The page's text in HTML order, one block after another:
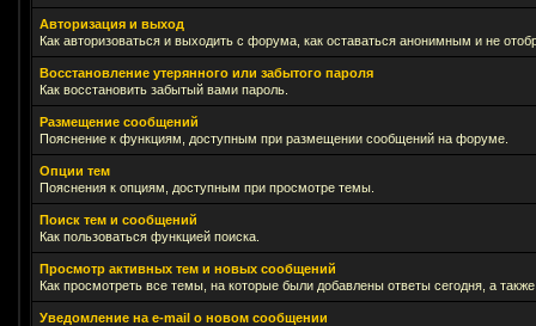
Авторизация и выход
Как авторизоваться и выходить с форума, как оставаться анонимным и не
Восстановление утерянного или забытого пароля
Как восстановить забытый вами пароль.
Размещение сообщений
Пояснение к функциям, доступным при размещении сообщений на форуме.
Опции тем
Пояснения к опциям, доступным при просмотре темы.
Поиск тем и сообщений
Как пользоваться функцией поиска.
Просмотр активных тем и новых сообщений
Как просмотреть все темы, на которые были добавлены ответы сегодня, а
Уведомление на е-mail о новом сообщении